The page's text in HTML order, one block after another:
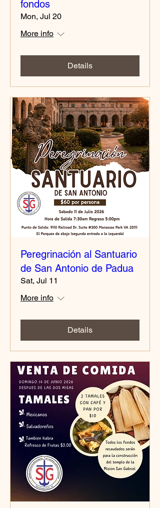
fondos
Mon, Jul 20
More info
Details
Peregrinación al Santuario
de San Antonio de Padua
Sat, Jul 11
More info
Details